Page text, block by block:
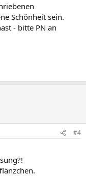
Schönheit sein.
- bitte PN an
#4